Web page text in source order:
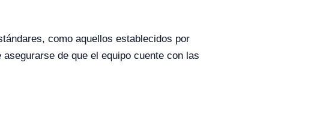
como aquellos establecidos por
de que el equipo cuente con las